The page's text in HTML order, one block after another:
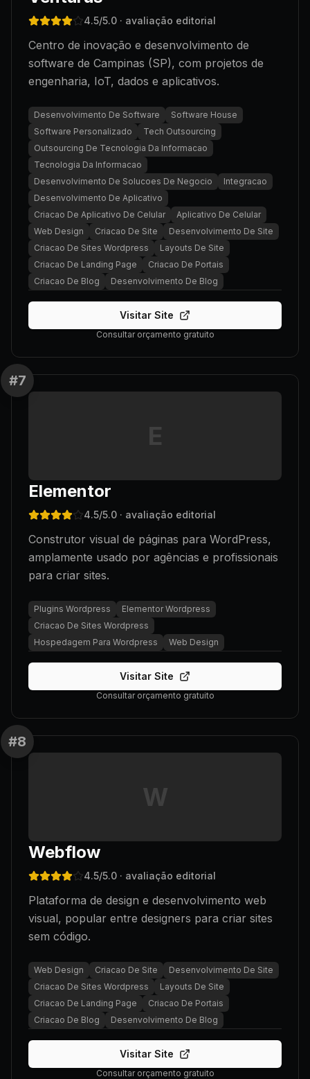
4.5/5.0 · avaliação editorial
Centro de inovação e desenvolvimento de
software de Campinas (SP), com projetos de
engenharia, IoT, dados e aplicativos.
Desenvolvimento De Software
Software House
Software Personalizado
Tech Outsourcing
Outsourcing De Tecnologia Da Informacao
Tecnologia Da Informacao
Desenvolvimento De Solucoes De Negocio
Integracao
Desenvolvimento De Aplicativo
Criacao De Aplicativo De Celular
Aplicativo De Celular
Web Design
Criacao De Site
Desenvolvimento De Site
Criacao De Sites Wordpress
Layouts De Site
Criacao De Landing Page
Criacao De Portais
Criacao De Blog
Desenvolvimento De Blog
Visitar Site
Consultar orçamento gratuito
#7
E
Elementor
4.5/5.0 · avaliação editorial
Construtor visual de páginas para WordPress,
amplamente usado por agências e profissionais
para criar sites.
Plugins Wordpress
Elementor Wordpress
Criacao De Sites Wordpress
Hospedagem Para Wordpress
Web Design
Visitar Site
Consultar orçamento gratuito
#8
W
Webflow
4.5/5.0 · avaliação editorial
Plataforma de design e desenvolvimento web
visual, popular entre designers para criar sites
sem código.
Web Design Criacao De Site
Desenvolvimento De Site
Criacao De Sites Wordpress
Layouts De Site
Criacao De Landing Page
Criacao De Portais
Criacao De Blog
Desenvolvimento De Blog
Visitar Site
Consultar orçamento gratuito